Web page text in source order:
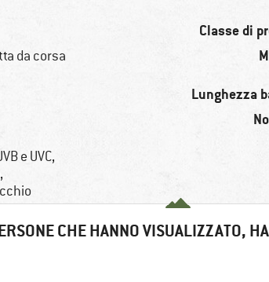
da corsa
e UVC,
Classe di
Lunghezza
CHE HANNO VISUALIZZATO,